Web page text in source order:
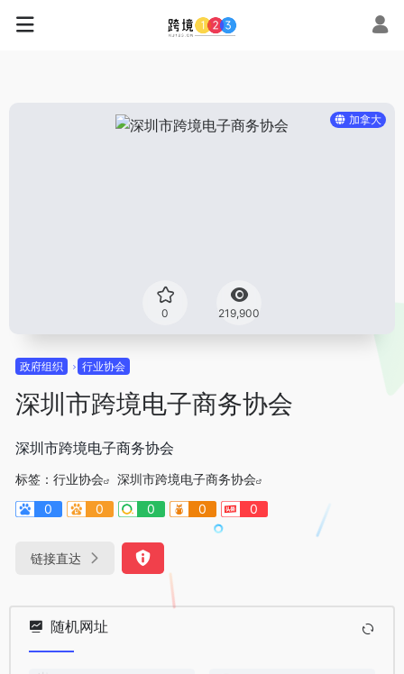
加拿大
0 219,900
政府组织 行业协会
深圳市跨境电子商务协会
深圳市跨境电子商务协会
标签： 行业协会
深圳市跨境电子商务协会
0
0 0 0 0
链接直达
随机网址